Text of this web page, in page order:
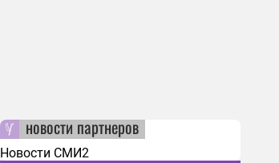
новости партнеров
Новости СМИ2